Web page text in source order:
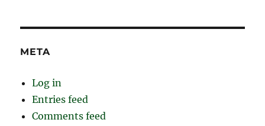
META
Log in
Entries feed
Comments feed